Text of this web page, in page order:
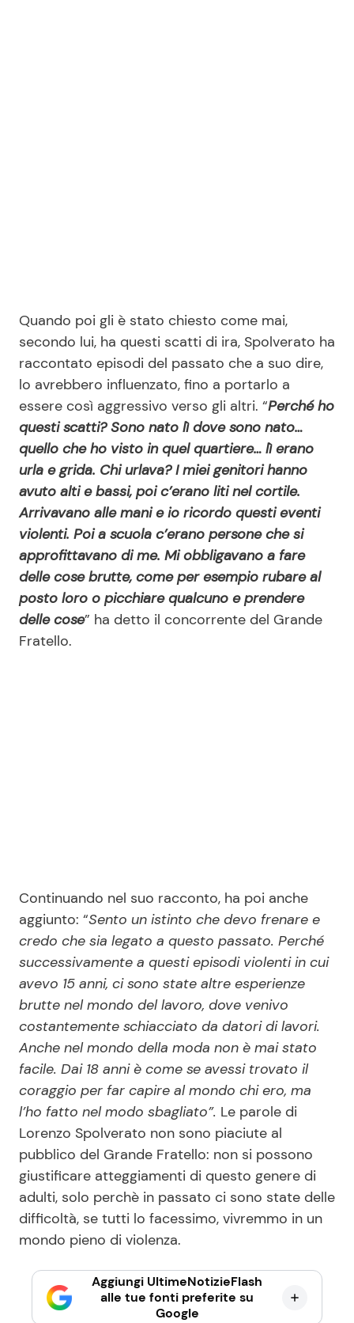
Quando poi gli è stato chiesto come mai,
secondo lui, ha questi scatti di ira, Spolverato ha
raccontato episodi del passato che a suo dire,
lo avrebbero influenzato, fino a portarlo a
essere così aggressivo verso gli altri. “Perché ho
questi scatti? Sono nato lì dove sono nato…
quello che ho visto in quel quartiere… lì erano
urla e grida. Chi urlava? I miei genitori hanno
avuto alti e bassi, poi c’erano liti nel cortile.
Arrivavano alle mani e io ricordo questi eventi
violenti. Poi a scuola c’erano persone che si
approfittavano di me. Mi obbligavano a fare
delle cose brutte, come per esempio rubare al
posto loro o picchiare qualcuno e prendere
delle cose” ha detto il concorrente del Grande
Fratello.
Continuando nel suo racconto, ha poi anche
aggiunto: “Sento un istinto che devo frenare e
credo che sia legato a questo passato. Perché
successivamente a questi episodi violenti in cui
avevo 15 anni, ci sono state altre esperienze
brutte nel mondo del lavoro, dove venivo
costantemente schiacciato da datori di lavori.
Anche nel mondo della moda non è mai stato
facile. Dai 18 anni è come se avessi trovato il
coraggio per far capire al mondo chi ero, ma
l’ho fatto nel modo sbagliato”. Le parole di
Lorenzo Spolverato non sono piaciute al
pubblico del Grande Fratello: non si possono
giustificare atteggiamenti di questo genere di
adulti, solo perchè in passato ci sono state delle
difficoltà, se tutti lo facessimo, vivremmo in un
mondo pieno di violenza.
Aggiungi UltimeNotizieFlash
alle tue fonti preferite su
Google